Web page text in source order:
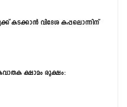
കടക്കാൻ വിദേശ കപ്പലൊന്നിന്
ക്ഷാമം രൂക്ഷം: